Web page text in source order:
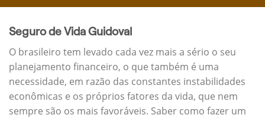
Seguro de Vida Guidoval
O brasileiro tem levado cada vez mais a sério o seu
planejamento financeiro, o que também é uma
necessidade, em razão das constantes instabilidades
econômicas e os próprios fatores da vida, que nem
sempre são os mais favoráveis. Saber como fazer um